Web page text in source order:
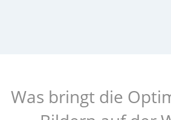
Was bringt die